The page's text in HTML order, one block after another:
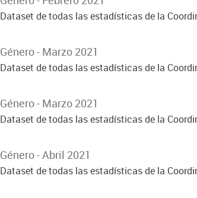
Dataset de todas las estadísticas de la
Género - Marzo 2021
Dataset de todas las estadísticas de la
Género - Marzo 2021
Dataset de todas las estadísticas de la
Género - Abril 2021
Dataset de todas las estadísticas de la